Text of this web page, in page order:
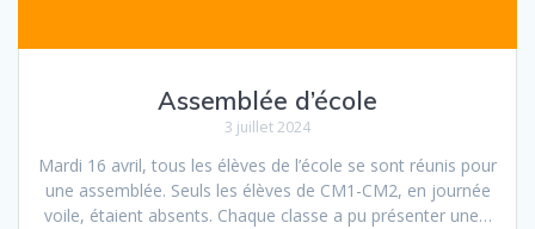
Assemblée d’école
3 juillet 2024
Mardi 16 avril, tous les élèves de l’école se sont réunis pour
une assemblée. Seuls les élèves de CM1-CM2, en journée
voile, étaient absents. Chaque classe a pu présenter une…